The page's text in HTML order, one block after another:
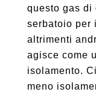
questo gas di
serbatoio per
altrimenti
agisce come
isolamento.
meno